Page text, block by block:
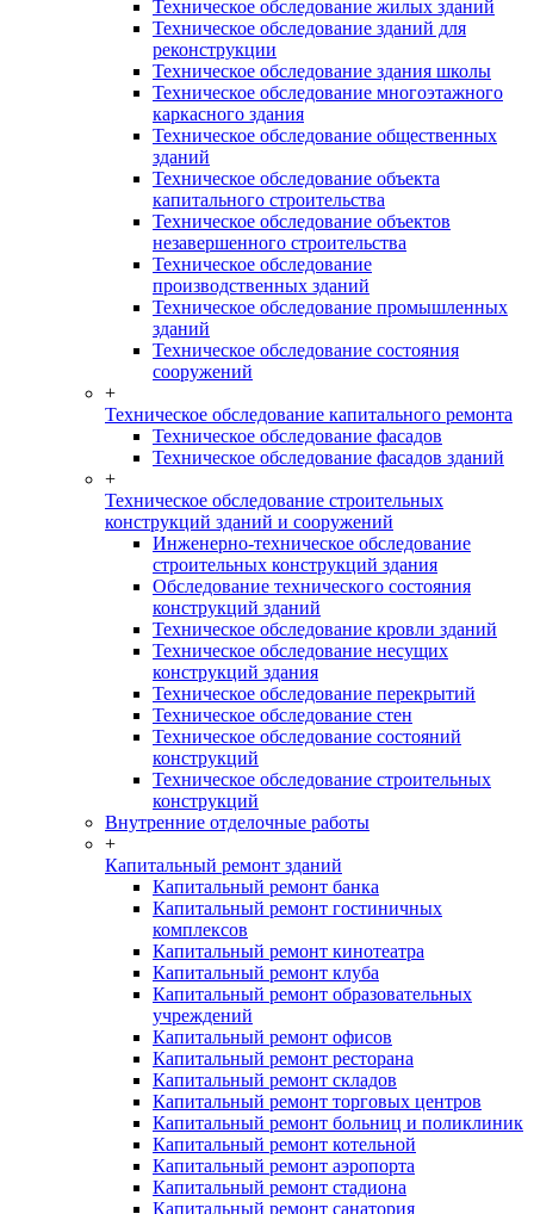
Техническое обследование жилых зданий
Техническое обследование зданий для
реконструкции
Техническое обследование здания школы
Техническое обследование многоэтажного
каркасного здания
Техническое обследование общественных
зданий
Техническое обследование объекта
капитального строительства
Техническое обследование объектов
незавершенного строительства
Техническое обследование
производственных зданий
Техническое обследование промышленных
зданий
Техническое обследование состояния
сооружений
+
Техническое обследование капитального ремонта
Техническое обследование фасадов
Техническое обследование фасадов зданий
+
Техническое обследование строительных
конструкций зданий и сооружений
Инженерно-техническое обследование
строительных конструкций здания
Обследование технического состояния
конструкций зданий
Техническое обследование кровли зданий
Техническое обследование несущих
конструкций здания
Техническое обследование перекрытий
Техническое обследование стен
Техническое обследование состояний
конструкций
Техническое обследование строительных
конструкций
Внутренние отделочные работы
+
Капитальный ремонт зданий
Капитальный ремонт банка
Капитальный ремонт гостиничных
комплексов
Капитальный ремонт кинотеатра
Капитальный ремонт клуба
Капитальный ремонт образовательных
учреждений
Капитальный ремонт офисов
Капитальный ремонт ресторана
Капитальный ремонт складов
Капитальный ремонт торговых центров
Капитальный ремонт больниц и поликлиник
Капитальный ремонт котельной
Капитальный ремонт аэропорта
Капитальный ремонт стадиона
Капитальный ремонт санатория